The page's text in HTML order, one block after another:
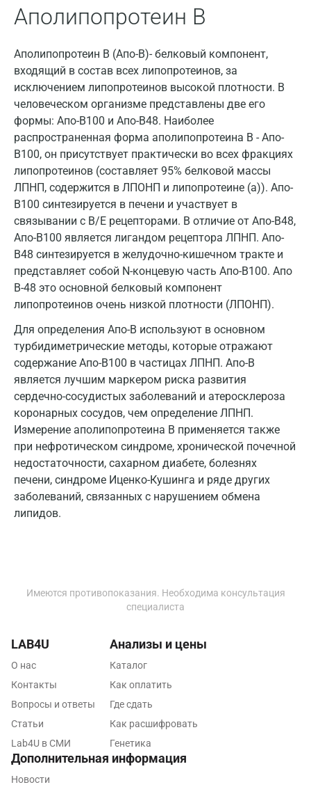
Аполипопротеин В
Аполипопротеин B (Апо-В)- белковый компонент,
входящий в состав всех липопротеинов, за
исключением липопротеинов высокой плотности. В
человеческом организме представлены две его
формы: Апо-В100 и Апо-В48. Наиболее
распространенная форма аполипопротеина В - Апо-
В100, он присутствует практически во всех фракциях
липопротеинов (составляет 95% белковой массы
ЛПНП, содержится в ЛПОНП и липопротеине (а)). Апо-
В100 синтезируется в печени и участвует в
связывании с В/Е рецепторами. В отличие от Апо-В48,
Апо-В100 является лигандом рецептора ЛПНП. Апо-
В48 синтезируется в желудочно-кишечном тракте и
представляет собой N-концевую часть Апо-В100. Апо
В-48 это основной белковый компонент
липопротеинов очень низкой плотности (ЛПОНП).
Для определения Апо-В используют в основном
турбидиметрические методы, которые отражают
содержание Апо-В100 в частицах ЛПНП. Апо-В
является лучшим маркером риска развития
сердечно-сосудистых заболеваний и атеросклероза
коронарных сосудов, чем определение ЛПНП.
Измерение аполипопротеина В применяется также
при нефротическом синдроме, хронической почечной
недостаточности, сахарном диабете, болезнях
печени, синдроме Иценко-Кушинга и ряде других
заболеваний, связанных с нарушением обмена
липидов.
Ижевск
Истра
Йошкар-Ола
Калининград
Калуга
Кемерово
Ковров
Королев
Кострома
Котельники
Красногорск
Краснодар
Красноярск
Курск
Лабинск
Липецк
Лобня
Мурино
Набережные Челны
Наро-Фоминск
Нижнекамск
Имеются противопоказания. Необходима консультация
специалиста
LAB4U
О нас
Контакты
Вопросы и ответы
Статьи
Lab4U в СМИ
Анализы и цены
Каталог
Как оплатить
Где сдать
Как расшифровать
Генетика
Дополнительная информация
Новости